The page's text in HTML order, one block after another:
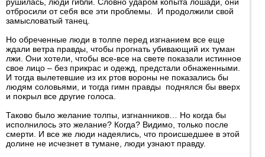
отбросили от себя все эти проблемы. И продолжили свой
замысловатый танец.
Но обреченные люди в толпе перед изгнанием все еще
ждали ветра правды, чтобы прогнать убивающий их туман
лжи. Они хотели, чтобы все-все на свете показали истинное
свое лицо – без прикрас и одежд, предстали обнаженными.
И тогда вылетевшие из их ртов вороны не показались бы
людям соловьями, и тогда гимн правды поднялся бы вверх
и покрыл все другие голоса.
Таково было желание толпы, изгнанников… Но когда бы
исполнилось это желание? Когда? Видимо, только после
смерти. И все же люди надеялись, что происшедшее в этой
долине не исчезнет в тумане, люди узнают правду.